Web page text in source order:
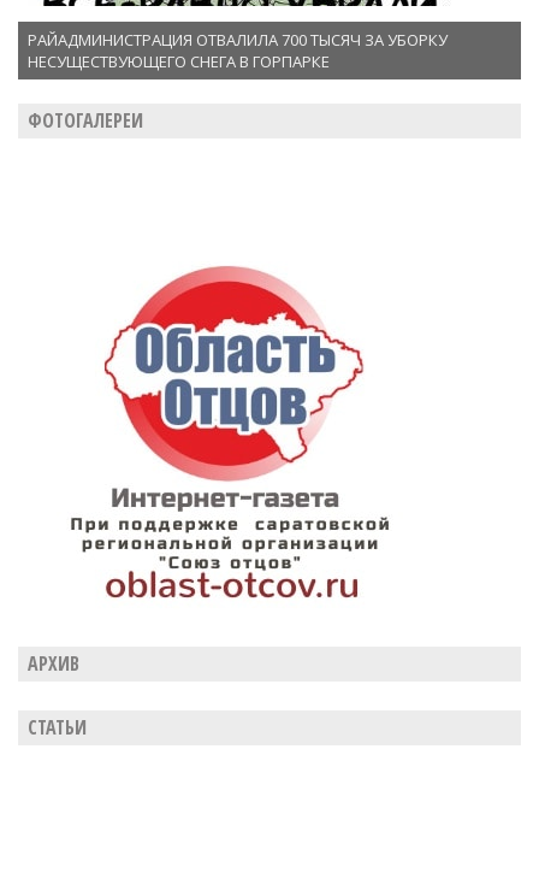
РАЙАДМИНИСТРАЦИЯ ОТВАЛИЛА 700 ТЫСЯЧ ЗА УБОРКУ
НЕСУЩЕСТВУЮЩЕГО СНЕГА В ГОРПАРКЕ
ФОТОГАЛЕРЕИ
АРХИВ
СТАТЬИ